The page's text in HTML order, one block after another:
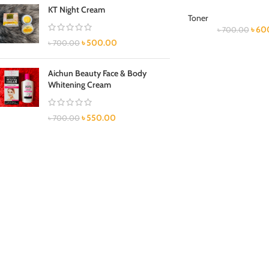
KT Night Cream
৳700.00 ৳500.00
Aichun Beauty Face & Body
Whitening Cream
৳700.00 ৳550.00
Toner
৳700.00 ৳